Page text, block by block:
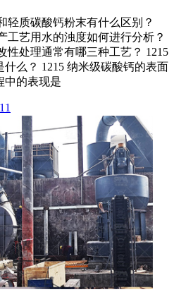
轻质碳酸钙粉末有什么区别？
工艺用水的浊度如何进行分析？
性处理通常有哪三种工艺？ 1215
么？ 1215 纳米级碳酸钙的表面
中的表现是